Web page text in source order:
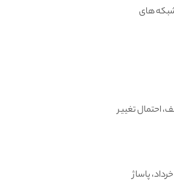
یکی از شبکه های
احتمال تغییر
طی سالها فروشگاه حضوری در بازار تهران، واقع در پاساژ رضا 15 خرداد، پاساژ